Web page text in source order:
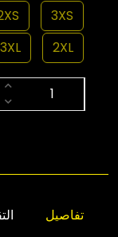
3XS
2XL
3XL
تفاصيل